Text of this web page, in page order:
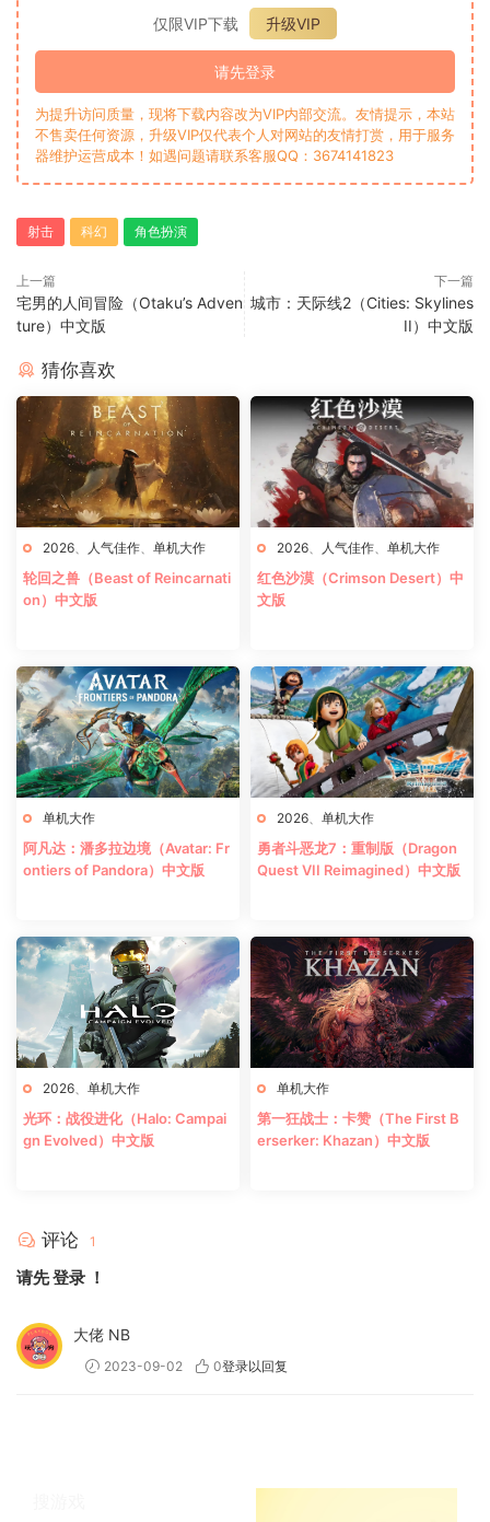
仅限VIP下载
升级VIP
请先登录
为提升访问质量，现将下载内容改为VIP内部交流。友情提示，本站
不售卖任何资源，升级VIP仅代表个人对网站的友情打赏，用于服务
器维护运营成本！如遇问题请联系客服QQ：3674141823
射击 科幻 角色扮演
上一篇
宅男的人间冒险（Otaku’s Adven
ture）中文版
下一篇
城市：天际线2（Cities: Skylines
II）中文版
猜你喜欢
2026 人气佳作 单机大作
轮回之兽（Beast of Reincarnati
on）中文版
2026 人气佳作 单机大作
红色沙漠（Crimson Desert）中
文版
单机大作
阿凡达：潘多拉边境（Avatar: Fr
ontiers of Pandora）中文版
2026 单机大作
勇者斗恶龙7：重制版（Dragon
Quest VII Reimagined）中文版
2026 单机大作
光环：战役进化（Halo: Campai
gn Evolved）中文版
单机大作
第一狂战士：卡赞（The First B
erserker: Khazan）中文版
评论 1
请先登录 ！
大佬 NB
2023-09-02 0登录以回复